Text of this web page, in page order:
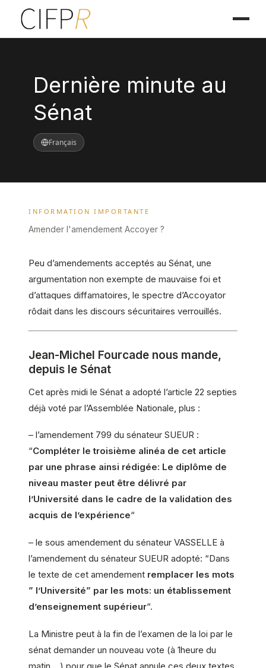
Dernière minute au
Sénat
Français
INFORMATION IMPORTANTE
Amender l'amendement Accoyer ?
Peu d’amendements acceptés au Sénat, une
argumentation non exempte de mauvaise foi et
d’attaques diffamatoires, le spectre d’Accoyator
rôdait dans les discours sécuritaires verrouillés.
Jean-Michel Fourcade nous mande,
depuis le Sénat
Cet après midi le Sénat a adopté l’article 22 septies
déjà voté par l’Assemblée Nationale, plus :
– l’amendement 799 du sénateur SUEUR :
“Compléter le troisième alinéa de cet article
par une phrase ainsi rédigée: Le diplôme de
niveau master peut être délivré par
l’Université dans le cadre de la validation des
acquis de l’expérience“
– le sous amendement du sénateur VASSELLE à
l’amendement du sénateur SUEUR adopté: “Dans
le texte de cet amendement remplacer les mots
” l’Université” par les mots: un établissement
d’enseignement supérieur“.
La Ministre peut à la fin de l’examen de la loi par le
sénat demander un nouveau vote (à 1heure du